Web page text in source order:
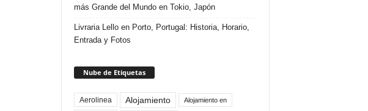
más Grande del Mundo en Tokio, Japón
Livraria Lello en Porto, Portugal: Historia, Horario,
Entrada y Fotos
Nube de Etiquetas
Aerolinea Alojamiento Alojamiento en